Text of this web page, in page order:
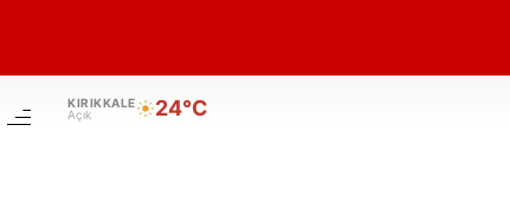
KIRIKKALE
Açık
24°C